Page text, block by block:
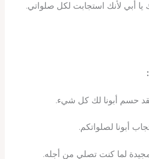
يا أبي لأنك استجابت لكل صلواتي.
حسم أبونا لك كل شيء.
أبونا لصلواتكم.
لما كنت تصلي من أجله.